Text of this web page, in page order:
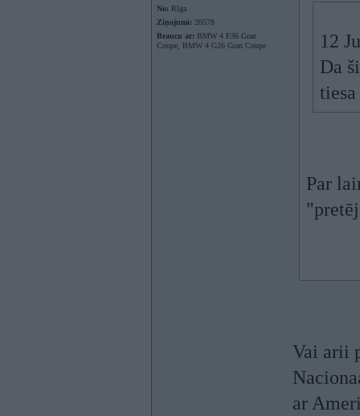
No: Rīga
Ziņojumi: 20578
Braucu ar: BMW 4 F36 Gran
Coupe, BMW 4 G26 Gran Coupe
12
Da
Par
Vai arii
ar